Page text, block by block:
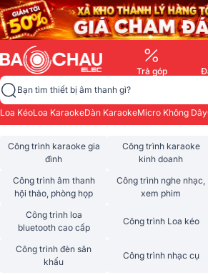
Trả góp
Bạn tìm thiết bị âm thanh gì?
Loa KéoLoa KaraokeDàn KaraokeMicro Không Dây
Công trình karaoke gia
đình
Công trình karaoke
kinh doanh
Công trình âm thanh
hội thảo, phòng họp
Công trình nghe nhạc,
xem phim
Công trình loa
bluetooth cao cấp
Công trình Loa kéo
Công trình đèn sân
khấu
Công trình nhạc cụ